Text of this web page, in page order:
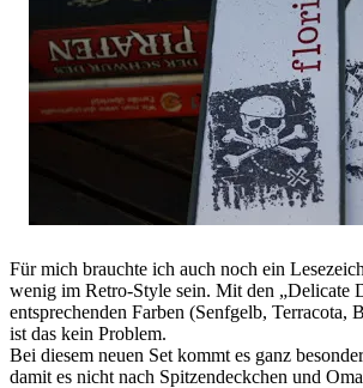
Für mich brauchte ich auch noch ein
wenig im Retro-Style sein. Mit den „Delicate
entsprechenden Farben (Senfgelb, Terracota,
ist das kein Problem.
Bei diesem neuen Set kommt es ganz
damit es nicht nach Spitzendeckchen und